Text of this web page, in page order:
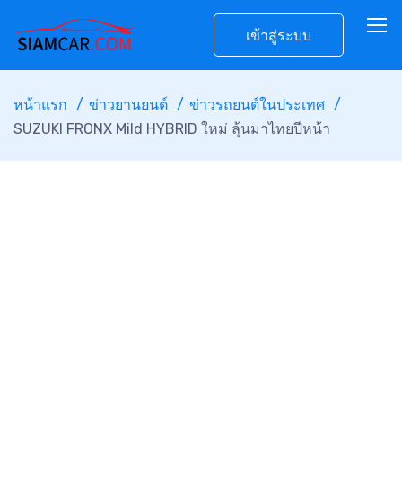
เข้าสู่ระบบ
หน้าแรก ข่าวยานยนต์
ข่าวรถยนต์ในประเทศ
SUZUKI FRONX Mild HYBRID ใหม่ ลุ้นมาไทยปีหน้า